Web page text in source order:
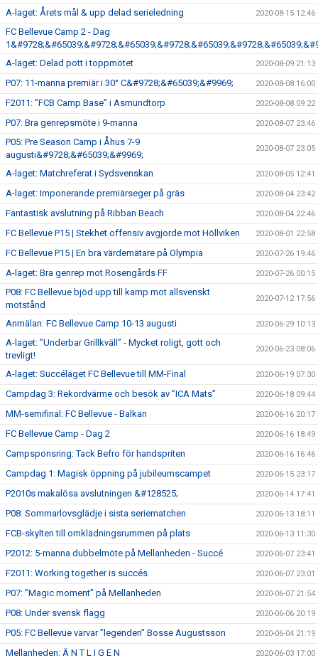
A-laget: Årets mål & upp delad serieledning 2020-08-15 12:46
FC Bellevue Camp 2 - Dag
A-laget: Delad pott i toppmötet
2020-08-09 21:13
P07: 11-manna premiär i 30° C&#9728;&#65039;&#9969; 2020-08-08 16:00
F2011: ”FCB Camp Base” i Asmundtorp 2020-08-08 09:22
P07: Bra genrepsmöte i 9-manna 2020-08-07 23:46
P05: Pre Season Camp i Åhus 7-9
augusti&#9728;&#65039;&#9969;
2020-08-07 23:05
A-laget: Matchreferat i Sydsvenskan 2020-08-05 12:41
A-laget: Imponerande premiärseger på gräs 2020-08-04 23:42
Fantastisk avslutning på Ribban Beach 2020-08-04 22:46
FC Bellevue P15 | Stekhet offensiv avgjorde mot Höllviken 2020-08-01 22:58
FC Bellevue P15 | En bra värdemätare på Olympia 2020-07-26 19:46
A-laget: Bra genrep mot Rosengårds FF 2020-07-26 00:15
P08: FC Bellevue bjöd upp till kamp mot allsvenskt
motstånd
2020-07-12 17:56
Anmälan: FC Bellevue Camp 10-13 augusti 2020-06-29 10:13
A-laget: ”Underbar Grillkväll” - Mycket roligt, gott och
trevligt!
2020-06-23 08:06
A-laget: Succélaget FC Bellevue till MM-Final 2020-06-19 07:30
Campdag 3: Rekordvärme och besök av ”ICA Mats” 2020-06-18 09:44
MM-semifinal: FC Bellevue - Balkan 2020-06-16 20:17
FC Bellevue Camp - Dag 2 2020-06-16 18:49
Campsponsring: Tack Befro för handspriten 2020-06-16 16:46
Campdag 1: Magisk öppning på jubileumscampet 2020-06-15 23:17
P2010s makalösa avslutningen &#128525; 2020-06-14 17:41
P08: Sommarlovsglädje i sista seriematchen 2020-06-13 18:11
FCB-skylten till omklädningsrummen på plats 2020-06-13 11:30
P2012: 5-manna dubbelmöte på Mellanheden - Succé 2020-06-07 23:41
F2011: Working together is succés 2020-06-07 23:01
P07: ”Magic moment” på Mellanheden 2020-06-07 21:54
P08: Under svensk flagg 2020-06-06 20:19
P05: FC Bellevue värvar ”legenden” Bosse Augustsson 2020-06-04 21:19
Mellanheden: Ä N T L I G E N 2020-06-03 17:00